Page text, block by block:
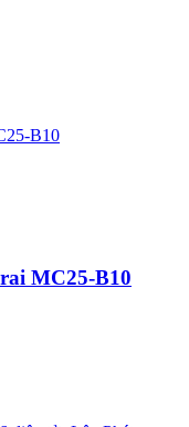
MC25-B10